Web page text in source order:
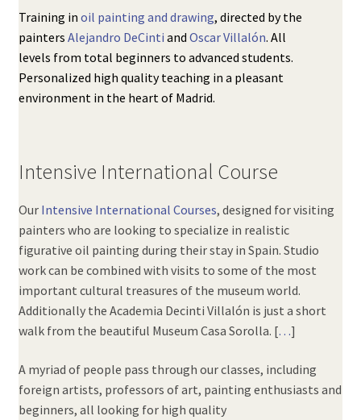
Training in oil painting and drawing, directed by the
painters Alejandro DeCinti and Oscar Villalón. All
levels from total beginners to advanced students.
Personalized high quality teaching in a pleasant
environment in the heart of Madrid.
Intensive International Course
Our Intensive International Courses, designed for visiting
painters who are looking to specialize in realistic
figurative oil painting during their stay in Spain. Studio
work can be combined with visits to some of the most
important cultural treasures of the museum world.
Additionally the Academia Decinti Villalón is just a short
walk from the beautiful Museum Casa Sorolla. […]
A myriad of people pass through our classes, including
foreign artists, professors of art, painting enthusiasts and
beginners, all looking for high quality